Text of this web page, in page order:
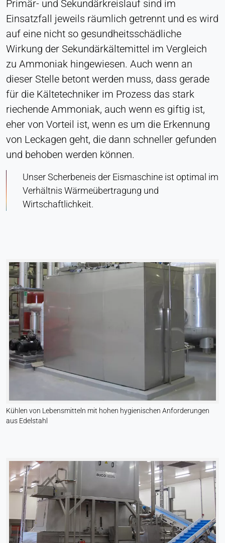
Primär- und Sekundärkreislauf sind im
Einsatzfall jeweils räumlich getrennt und es wird
auf eine nicht so gesundheitsschädliche
Wirkung der Sekundärkältemittel im Vergleich
zu Ammoniak hingewiesen. Auch wenn an
dieser Stelle betont werden muss, dass gerade
für die Kältetechniker im Prozess das stark
riechende Ammoniak, auch wenn es giftig ist,
eher von Vorteil ist, wenn es um die Erkennung
von Leckagen geht, die dann schneller gefunden
und behoben werden können.
Unser Scherbeneis der Eismaschine ist optimal im
Verhältnis Wärmeübertragung und
Wirtschaftlichkeit.
Kühlen von Lebensmitteln mit hohen hygienischen Anforderungen
aus Edelstahl